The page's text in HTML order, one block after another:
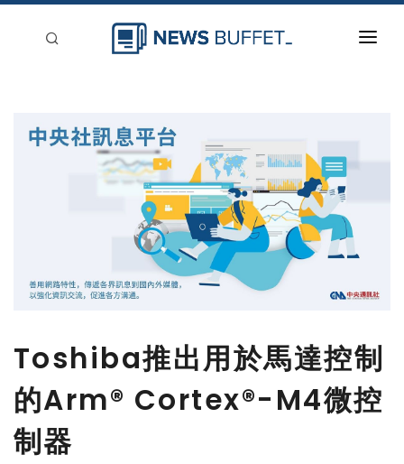
Toshiba推出用於馬達控制
的Arm® Cortex®-M4微控
制器